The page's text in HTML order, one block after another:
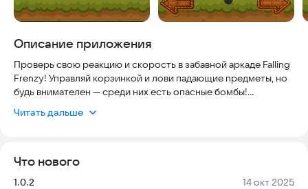
Описание приложения
Проверь свою реакцию и скорость в забавной аркаде Falling
Frenzy! Управляй корзинкой и лови падающие предметы, но
будь внимателен — среди них есть опасные бомбы!
Читать дальше
Что нового
Версия:
1.0.2 Дата:
14 окт 2025